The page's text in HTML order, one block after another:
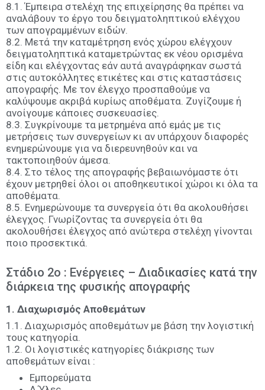
8.1. Έμπειρα στελέχη της επιχείρησης θα πρέπει να
αναλάβουν το έργο του δειγματοληπτικού ελέγχου
των απογραμμένων ειδών.
8.2. Μετά την καταμέτρηση ενός χώρου ελέγχουν
δειγματοληπτικά καταμετρώντας εκ νέου ορισμένα
είδη και ελέγχοντας εάν αυτά αναγράφηκαν σωστά
στις αυτοκόλλητες ετικέτες και στις καταστάσεις
απογραφής. Με τον έλεγχο προσπαθούμε να
καλύψουμε ακριβά κυρίως αποθέματα. Ζυγίζουμε ή
ανοίγουμε κάποιες συσκευασίες.
8.3. Συγκρίνουμε τα μετρημένα από εμάς με τις
μετρήσεις των συνεργείων κι αν υπάρχουν διαφορές
ενημερώνουμε για να διερευνηθούν και να
τακτοποιηθούν άμεσα.
8.4. Στο τέλος της απογραφής βεβαιωνόμαστε ότι
έχουν μετρηθεί όλοι οι αποθηκευτικοί χώροι κι όλα τα
αποθέματα.
8.5. Ενημερώνουμε τα συνεργεία ότι θα ακολουθήσει
έλεγχος. Γνωρίζοντας τα συνεργεία ότι θα
ακολουθήσει έλεγχος από ανώτερα στελέχη γίνονται
ποιο προσεκτικά.
Στάδιο 2ο : Ενέργειες – Διαδικασίες κατά την
διάρκεια της φυσικής απογραφής
1. Διαχωρισμός Αποθεμάτων
1.1. Διαχωρισμός αποθεμάτων με βάση την λογιστική
τους κατηγορία.
1.2. Οι λογιστικές κατηγορίες διάκρισης των
αποθεμάτων είναι :
Εμπορεύματα